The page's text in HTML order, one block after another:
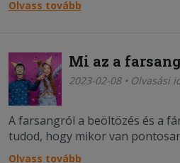
hinnéd, de lefagyaszthatóak!
Olvass tovább
Mi az a
2023-02-08 • Olvasási
A farsangról a beöltözés és a
tudod, hogy mikor van
megtudhatod!
Olvass tovább